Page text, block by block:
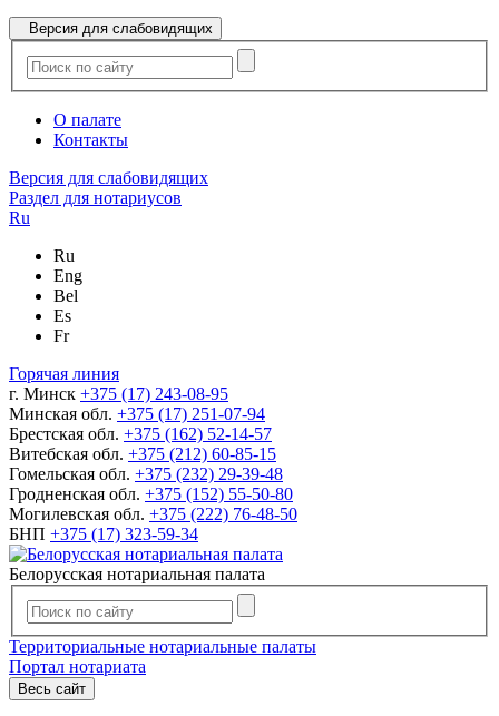
Версия для слабовидящих
О палате
Контакты
Версия для слабовидящих
Раздел для нотариусов
Ru
Ru
Eng
Bel
Es
Fr
Горячая линия
г. Минск +375 (17) 243-08-95
Минская обл. +375 (17) 251-07-94
Брестская обл. +375 (162) 52-14-57
Витебская обл. +375 (212) 60-85-15
Гомельская обл. +375 (232) 29-39-48
Гродненская обл. +375 (152) 55-50-80
Могилевская обл. +375 (222) 76-48-50
БНП +375 (17) 323-59-34
Белорусская нотариальная палата
Территориальные нотариальные палаты
Портал нотариата
Весь сайт